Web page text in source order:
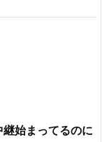
始まってるのに